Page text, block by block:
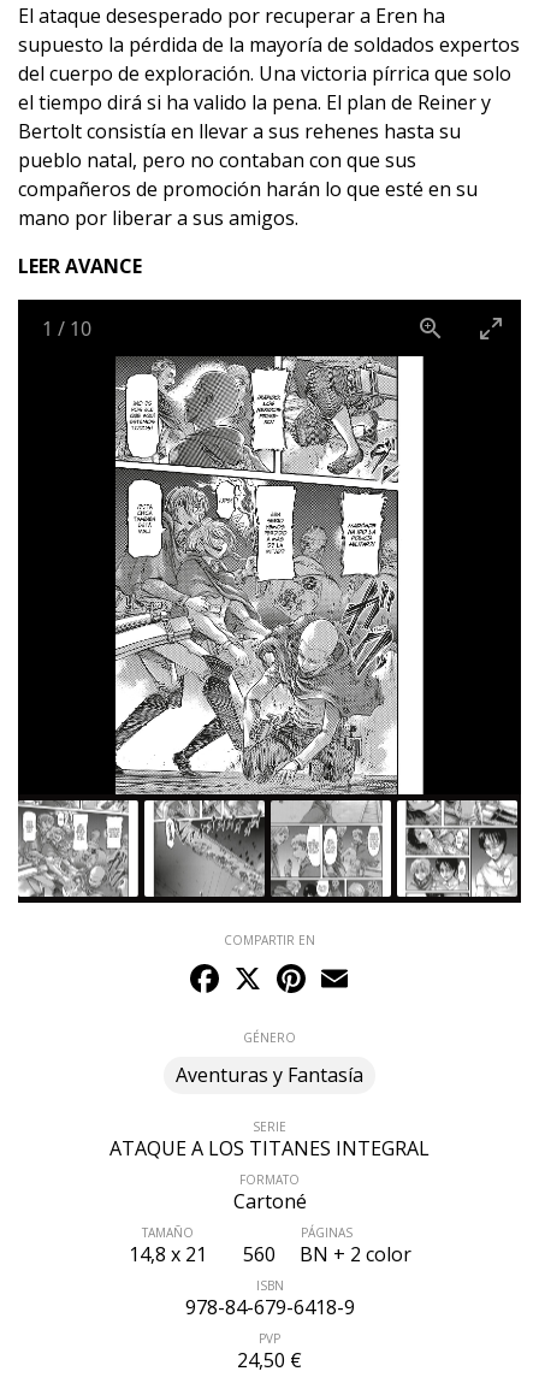
El ataque desesperado por recuperar a Eren ha
supuesto la pérdida de la mayoría de soldados expertos
del cuerpo de exploración. Una victoria pírrica que solo
el tiempo dirá si ha valido la pena. El plan de Reiner y
Bertolt consistía en llevar a sus rehenes hasta su
pueblo natal, pero no contaban con que sus
compañeros de promoción harán lo que esté en su
mano por liberar a sus amigos.
LEER AVANCE
1 / 10
COMPARTIR EN
Facebook
X Pinterest
GÉNERO
Aventuras y Fantasía
SERIE
ATAQUE A LOS TITANES INTEGRAL
FORMATO
Cartoné
TAMAÑO
14,8 x 21
PÁGINAS
560 BN + 2 color
ISBN
978-84-679-6418-9
PVP
24,50 €